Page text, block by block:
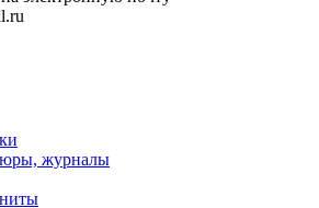
журналы